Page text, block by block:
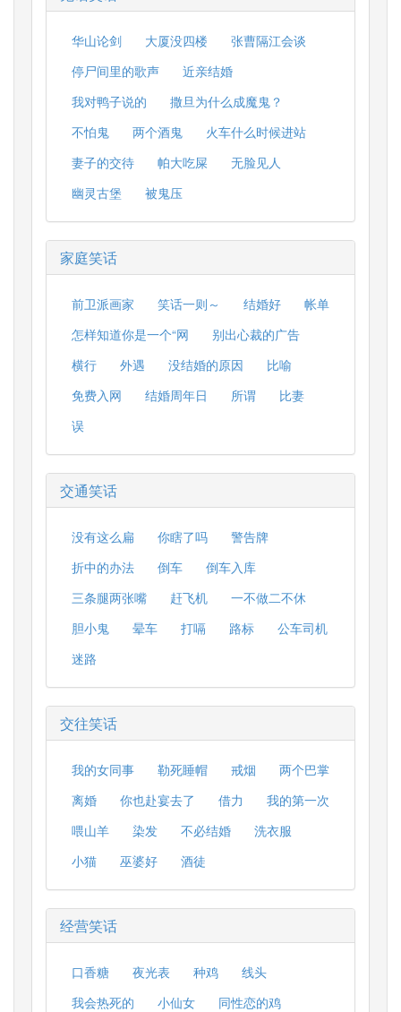
华山论剑 大厦没四楼
张曹隔江会谈
停尸间里的歌声
近亲结婚
我对鸭子说的
撒旦为什么成魔鬼？
不怕鬼
两个酒鬼
火车什么时候进站
妻子的交待
帕大吃屎
无脸见人
幽灵古堡
被鬼压
家庭笑话
前卫派画家 笑话一则～ 结婚好
帐单
怎样知道你是一个“网
别出心裁的广告
横行
外遇 没结婚的原因
比喻
免费入网
结婚周年日 所谓
比妻
误
交通笑话
没有这么扁 你瞎了吗
警告牌
折中的办法
倒车
倒车入库
三条腿两张嘴
赶飞机
一不做二不休
胆小鬼
晕车 打嗝 路标
公车司机
迷路
交往笑话
我的女同事 勒死睡帽 戒烟
两个巴掌
离婚
你也赴宴去了 借力
我的第一次
喂山羊
染发 不必结婚
洗衣服
小猫
巫婆好 酒徒
经营笑话
口香糖 夜光表 种鸡
线头
我会热死的
小仙女
同性恋的鸡